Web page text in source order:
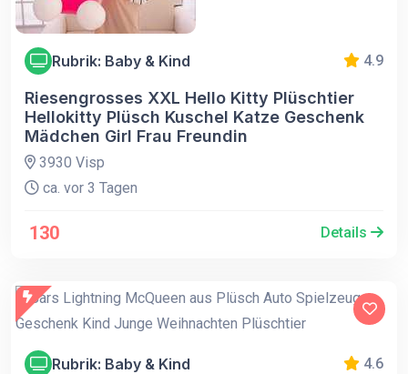
Rubrik: Baby & Kind 4.9
Riesengrosses XXL Hello Kitty Plüschtier
Hellokitty Plüsch Kuschel Katze Geschenk
Mädchen Girl Frau Freundin
3930 Visp
ca. vor 3 Tagen
130 Details
Rubrik: Baby & Kind 4.6